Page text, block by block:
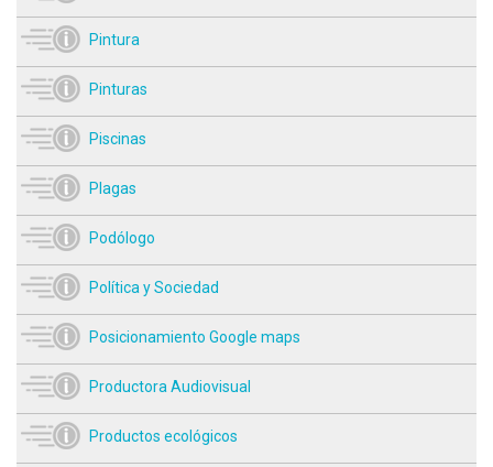
Pintura
Pinturas
Piscinas
Plagas
Podólogo
Política y Sociedad
Posicionamiento Google maps
Productora Audiovisual
Productos ecológicos